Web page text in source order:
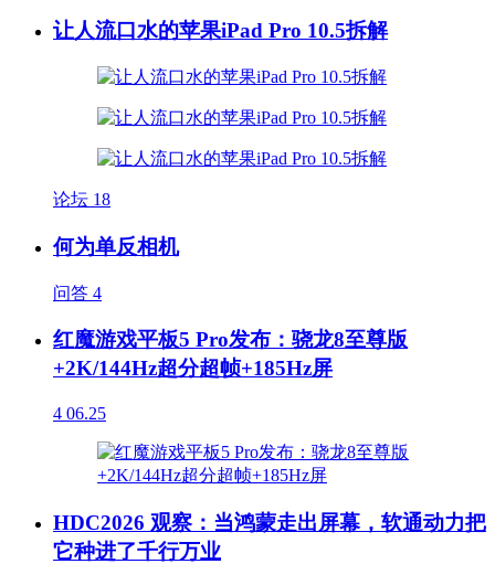
让人流口水的苹果iPad Pro 10.5拆解
论坛 18
何为单反相机
问答 4
红魔游戏平板5 Pro发布：骁龙8至尊版
+2K/144Hz超分超帧+185Hz屏
4 06.25
HDC2026 观察：当鸿蒙走出屏幕，软通动力把
它种进了千行万业